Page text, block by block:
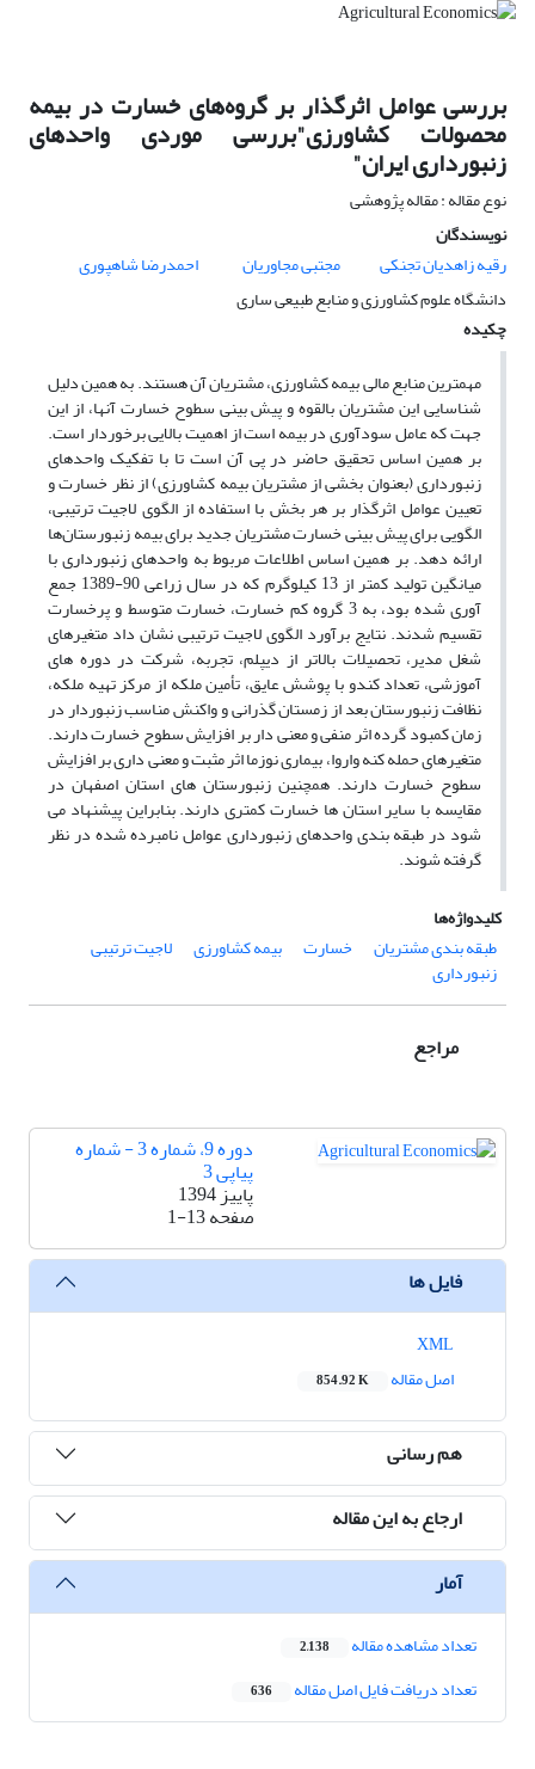
بررسی عوامل اثرگذار بر گروه‌های خسارت در بیمه
محصولات کشاورزی"بررسی موردی واحدهای
زنبورداری ایران"
نوع مقاله : مقاله پژوهشی
نویسندگان
رقیه زاهدیان تجنکی
مجتبی مجاوریان
احمدرضا شاهپوری
دانشگاه علوم کشاورزی و منابع طبیعی ساری
چکیده
مهمترین منابع مالی بیمه کشاورزی، مشتریان آن هستند. به همین دلیل
شناسایی این مشتریان بالقوه و پیش بینی سطوح خسارت آنها، از این
جهت که عامل سودآوری در بیمه است از اهمیت بالایی برخوردار است.
بر همین اساس تحقیق حاضر در پی آن است تا با تفکیک واحدهای
زنبورداری (بعنوان بخشی از مشتریان بیمه کشاورزی) از نظر خسارت و
تعیین عوامل اثرگذار بر هر بخش با استفاده از الگوی لاجیت ترتیبی،
الگویی برای پیش بینی خسارت مشتریان جدید برای بیمه زنبورستان‌ها
ارائه دهد. بر همین اساس اطلاعات مربوط به واحدهای زنبورداری با
میانگین تولید کمتر از 13 کیلوگرم که در سال زراعی 90-1389 جمع
آوری شده بود، به 3 گروه کم خسارت، خسارت متوسط و پرخسارت
تقسیم شدند. نتایج برآورد الگوی لاجیت ترتیبی نشان داد متغیرهای
شغل مدیر، تحصیلات بالاتر از دیپلم، تجربه، شرکت در دوره های
آموزشی، تعداد کندو با پوشش عایق، تأمین ملکه از مرکز تهیه ملکه،
نظافت زنبورستان بعد از زمستان گذرانی و واکنش مناسب زنبوردار در
زمان کمبود گرده اثر منفی و معنی دار بر افزایش سطوح خسارت دارند.
متغیرهای حمله کنه واروا، بیماری نوزما اثر مثبت و معنی داری بر افزایش
سطوح خسارت دارند. همچنین زنبورستان های استان اصفهان در
مقایسه با سایر استان ها خسارت کمتری دارند. بنابراین پیشنهاد می
شود در طبقه بندی واحدهای زنبورداری عوامل نامبرده شده در نظر
گرفته شوند.
کلیدواژه‌ها
طبقه بندی مشتریان
خسارت بیمه کشاورزی لاجیت ترتیبی
زنبورداری
مراجع
دوره 9، شماره 3 - شماره
پیاپی 3
پاییز 1394
صفحه1-13
فایل ها
اصل مقاله
854.92 K
هم رسانی
ارجاع به این مقاله
آمار
تعداد مشاهده مقاله 2,138
تعداد دریافت فایل اصل مقاله 636